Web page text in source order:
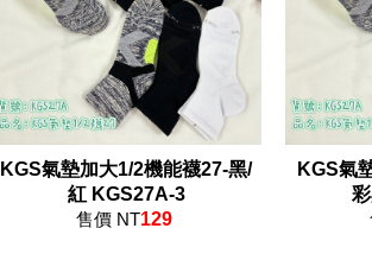
KGS氣墊加大1/2機能襪27-黑/
紅 KGS27A-3
售價 NT129
KGS氣